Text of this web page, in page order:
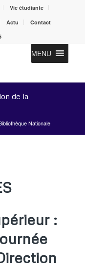
Vie étudiante
Actu
Contact
MENU
de la
Nationale
: